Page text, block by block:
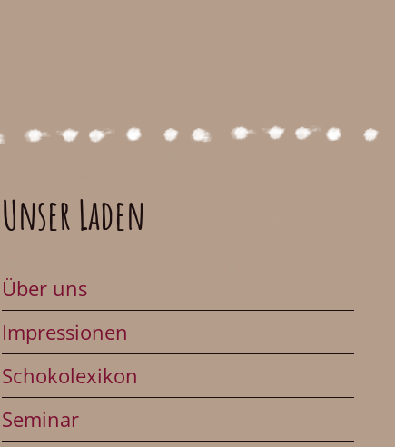
Unser Laden
Über uns
Impressionen
Schokolexikon
Seminar